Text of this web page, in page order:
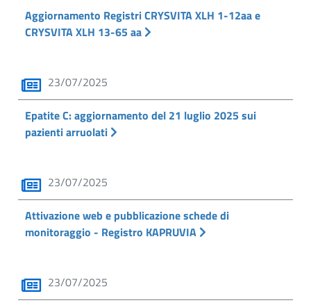
Aggiornamento Registri CRYSVITA XLH 1-12aa e
CRYSVITA XLH 13-65 aa
23/07/2025
Epatite C: aggiornamento del 21 luglio 2025 sui
pazienti arruolati
23/07/2025
Attivazione web e pubblicazione schede di
monitoraggio - Registro KAPRUVIA
23/07/2025